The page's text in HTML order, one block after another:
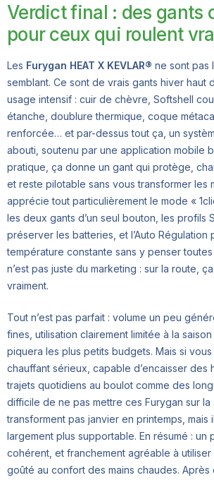
Verdict final : des gants
pour ceux qui roulent
Les Furygan HEAT X KEVLAR® ne sont pas
semblant. Ce sont de vrais gants hiver haut
usage intensif : cuir de chèvre, Softshell
étanche, doublure thermique, coque
renforcée… et par-dessus tout ça, un
abouti, soutenu par une application mobile
pratique, ça donne un gant qui protège,
et reste pilotable sans vous transformer les
apprécie tout particulièrement le mode «
les deux gants d’un seul bouton, les profils
préserver les batteries, et l’Auto Régulation
température constante sans y penser
n’est pas juste du marketing : sur la route,
vraiment.
Tout n’est pas parfait : volume un peu
fines, utilisation clairement limitée à la
piquera les plus petits budgets. Mais si
chauffant sérieux, capable d’encaisser des
trajets quotidiens au boulot comme des
difficile de ne pas mettre ces Furygan sur la
transforment pas janvier en printemps, mais
largement plus supportable. En résumé : un
cohérent, et franchement agréable à utiliser
goûté au confort des mains chaudes. Après